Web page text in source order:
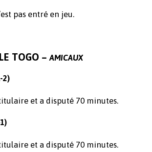
pas entré en jeu.
TOGO – AMICAUX
2)
et a disputé 70 minutes.
et a disputé 70 minutes.